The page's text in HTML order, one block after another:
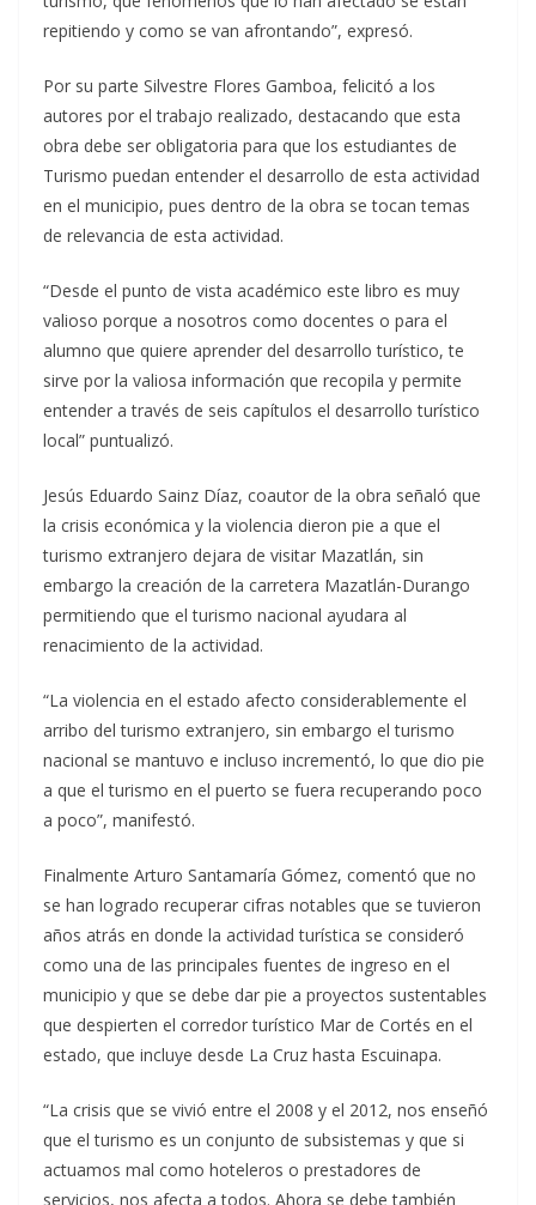
repitiendo y como se van afrontando”, expresó.
Por su parte Silvestre Flores Gamboa, felicitó a los
autores por el trabajo realizado, destacando que esta
obra debe ser obligatoria para que los estudiantes de
Turismo puedan entender el desarrollo de esta actividad
en el municipio, pues dentro de la obra se tocan temas
de relevancia de esta actividad.
“Desde el punto de vista académico este libro es muy
valioso porque a nosotros como docentes o para el
alumno que quiere aprender del desarrollo turístico, te
sirve por la valiosa información que recopila y permite
entender a través de seis capítulos el desarrollo turístico
local” puntualizó.
Jesús Eduardo Sainz Díaz, coautor de la obra señaló que
la crisis económica y la violencia dieron pie a que el
turismo extranjero dejara de visitar Mazatlán, sin
embargo la creación de la carretera Mazatlán-Durango
permitiendo que el turismo nacional ayudara al
renacimiento de la actividad.
“La violencia en el estado afecto considerablemente el
arribo del turismo extranjero, sin embargo el turismo
nacional se mantuvo e incluso incrementó, lo que dio pie
a que el turismo en el puerto se fuera recuperando poco
a poco”, manifestó.
Finalmente Arturo Santamaría Gómez, comentó que no
se han logrado recuperar cifras notables que se tuvieron
años atrás en donde la actividad turística se consideró
como una de las principales fuentes de ingreso en el
municipio y que se debe dar pie a proyectos sustentables
que despierten el corredor turístico Mar de Cortés en el
estado, que incluye desde La Cruz hasta Escuinapa.
“La crisis que se vivió entre el 2008 y el 2012, nos enseñó
que el turismo es un conjunto de subsistemas y que si
actuamos mal como hoteleros o prestadores de
servicios, nos afecta a todos. Ahora se debe también